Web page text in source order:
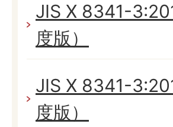
JIS X 8341-
度版）
JIS X 8341-
度版）